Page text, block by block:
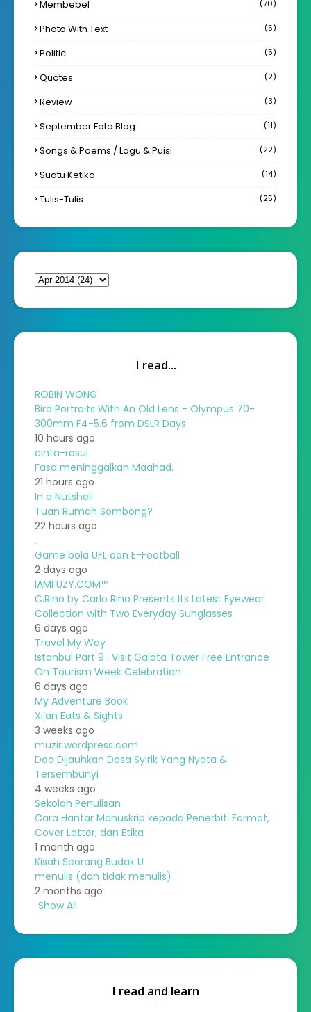
Membebel (70)
Photo With Text (5)
Politic (5)
Quotes (2)
Review (3)
September Foto Blog (11)
Songs & Poems / Lagu & Puisi (22)
Suatu Ketika (14)
Tulis-Tulis (25)
I read...
ROBIN WONG
Bird Portraits With An Old Lens - Olympus 70-
300mm F4-5.6 from DSLR Days
10 hours ago
cinta-rasul
Fasa meninggalkan Maahad.
21 hours ago
In a Nutshell
Tuan Rumah Sombong?
22 hours ago
.
Game bola UFL dan E-Football
2 days ago
IAMFUZY.COM™
C.Rino by Carlo Rino Presents Its Latest Eyewear
Collection with Two Everyday Sunglasses
6 days ago
Travel My Way
Istanbul Part 9 : Visit Galata Tower Free Entrance
On Tourism Week Celebration
6 days ago
My Adventure Book
Xi’an Eats & Sights
3 weeks ago
muzir.wordpress.com
Doa Dijauhkan Dosa Syirik Yang Nyata &
Tersembunyi
4 weeks ago
Sekolah Penulisan
Cara Hantar Manuskrip kepada Penerbit: Format,
Cover Letter, dan Etika
1 month ago
Kisah Seorang Budak U
menulis (dan tidak menulis)
2 months ago
Show All
I read and learn